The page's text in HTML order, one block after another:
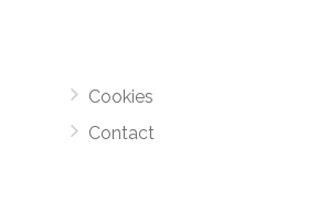
Cookies
Contact